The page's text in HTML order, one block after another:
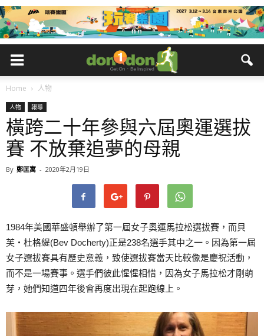
Home 人物
人物 報導
橫跨二十年參與六屆奧運選拔
賽 不放棄追夢的母親
By 鄭匡寓 - 2020年2月19日
1984年美國華盛頓舉辦了第一屆女子奧運馬拉松選拔賽，而貝
芙‧杜格緹(Bev Docherty)正是238名選手其中之一。因為第一屆
女子選拔賽具有歷史意義，致使選拔賽當天比較像是慶祝活動，
而不是一場賽事。選手們彼此惺惺相惜，因為女子馬拉松才剛萌
芽，她們知道四年後會再度出現在起跑線上。